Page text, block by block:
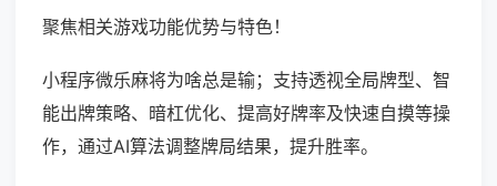
聚焦相关游戏功能优势与特色！
小程序微乐麻将为啥总是输；支持透视全局牌型、智
能出牌策略、暗杠优化、提高好牌率及快速自摸等操
作，通过AI算法调整牌局结果，提升胜率。